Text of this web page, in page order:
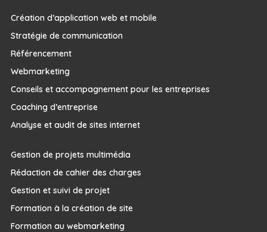
Création d’application web et mobile
Stratégie de communication
Référencement
Webmarketing
Conseils et accompagnement pour les entreprises
Coaching d’entreprise
Analyse et audit de sites internet
Gestion de projets multimédia
Rédaction de cahier des charges
Gestion et suivi de projet
Formation à la création de site
Formation au webmarketing